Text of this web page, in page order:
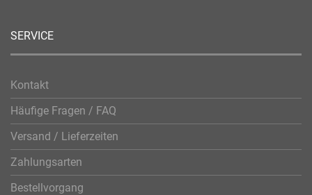
SERVICE
Kontakt
Häufige Fragen / FAQ
Versand / Lieferzeiten
Zahlungsarten
Bestellvorgang